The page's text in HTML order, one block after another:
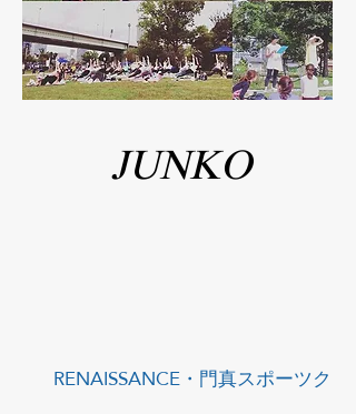
JUNKO
RENAISSANCE・門真スポーツク